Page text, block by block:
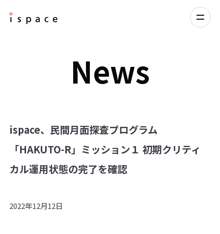
News
ispace、民間月面探査プログラム
「HAKUTO-R」ミッション１ 初期クリティ
カル運用状態の完了を確認
2022年12月12日